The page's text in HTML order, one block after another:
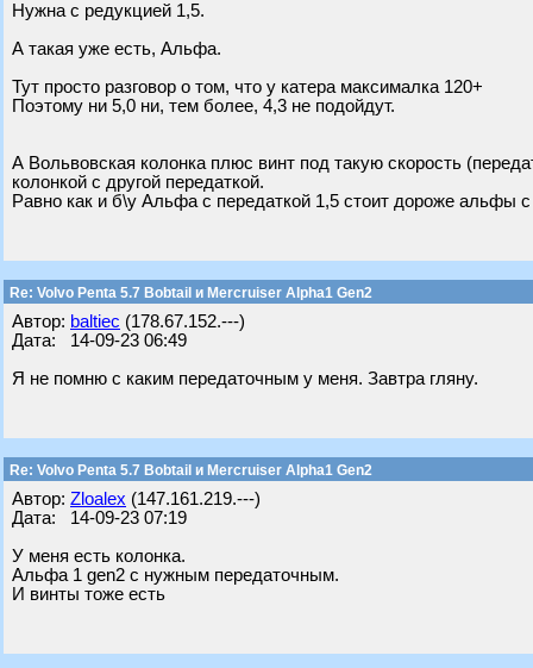
Нужна с редукцией 1,5.
А такая уже есть, Альфа.
Тут просто разговор о том, что у катера максималка 120+
Поэтому ни 5,0 ни, тем более, 4,3 не подойдут.
А Вольвовская колонка плюс винт под такую скорость
колонкой с другой передаткой.
Равно как и б\у Альфа с передаткой 1,5 стоит дороже альфы с
Re: Volvo Penta 5.7 Bobtail и Mercruiser Alpha1 Gen2
Автор: baltiec (178.67.152.---)
Дата: 14-09-23 06:49
Я не помню с каким передаточным у меня. Завтра гляну.
Re: Volvo Penta 5.7 Bobtail и Mercruiser Alpha1 Gen2
Автор: Zloalex (147.161.219.---)
Дата: 14-09-23 07:19
У меня есть колонка.
Альфа 1 gen2 с нужным передаточным.
И винты тоже есть